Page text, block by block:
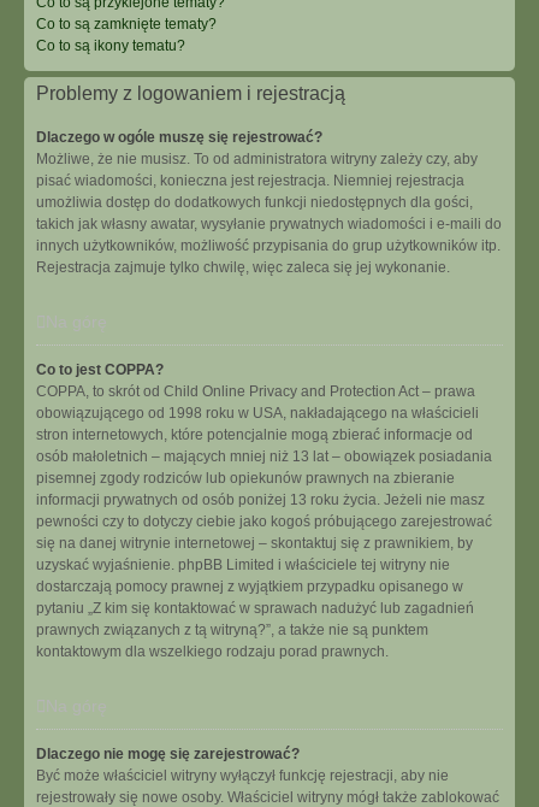
Co to są zamknięte tematy?
Co to są ikony tematu?
Problemy z logowaniem i rejestracją
Dlaczego w ogóle muszę się rejestrować?
Możliwe, że nie musisz. To od administratora witryny zależy czy, aby
pisać wiadomości, konieczna jest rejestracja. Niemniej rejestracja
umożliwia dostęp do dodatkowych funkcji niedostępnych dla gości,
takich jak własny awatar, wysyłanie prywatnych wiadomości i e-maili do
innych użytkowników, możliwość przypisania do grup użytkowników itp.
Rejestracja zajmuje tylko chwilę, więc zaleca się jej wykonanie.
Na górę
Co to jest COPPA?
COPPA, to skrót od Child Online Privacy and Protection Act – prawa
obowiązującego od 1998 roku w USA, nakładającego na właścicieli
stron internetowych, które potencjalnie mogą zbierać informacje od
osób małoletnich – mających mniej niż 13 lat – obowiązek posiadania
pisemnej zgody rodziców lub opiekunów prawnych na zbieranie
informacji prywatnych od osób poniżej 13 roku życia. Jeżeli nie masz
pewności czy to dotyczy ciebie jako kogoś próbującego zarejestrować
się na danej witrynie internetowej – skontaktuj się z prawnikiem, by
uzyskać wyjaśnienie. phpBB Limited i właściciele tej witryny nie
dostarczają pomocy prawnej z wyjątkiem przypadku opisanego w
pytaniu „Z kim się kontaktować w sprawach nadużyć lub zagadnień
prawnych związanych z tą witryną?”, a także nie są punktem
kontaktowym dla wszelkiego rodzaju porad prawnych.
Na górę
Dlaczego nie mogę się zarejestrować?
Być może właściciel witryny wyłączył funkcję rejestracji, aby nie
rejestrowały się nowe osoby. Właściciel witryny mógł także zablokować